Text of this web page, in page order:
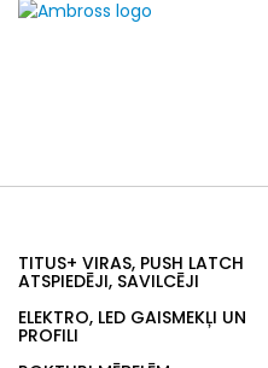
TITUS+ VIRAS, PUSH LATCH
ATSPIEDĒJI, SAVILCĒJI
ELEKTRO, LED GAISMEKĻI UN
PROFILI